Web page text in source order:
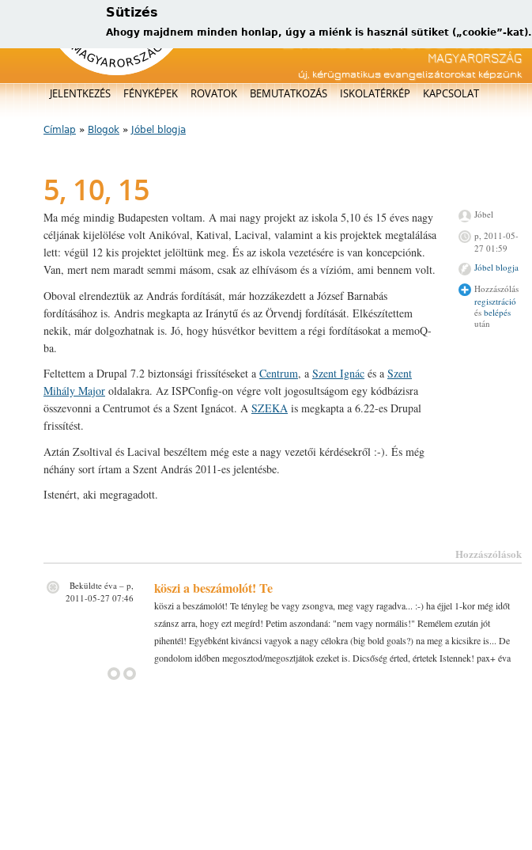
Sütizés
Ahogy majdnem minden honlap, úgy a miénk is használ sütiket („cookie”-kat).
új, kérügmatikus evangelizátorokat képzünk
Főmenü
JELENTKEZÉS FÉNYKÉPEK ROVATOK BEMUTATKOZÁS ISKOLATÉRKÉP KAPCSOLAT
Jelenlegi hely
Címlap » Blogok » Jóbel blogja
5, 10, 15
Ma még mindig Budapesten voltam. A mai nagy projekt az iskola 5,10 és 15 éves nagy
céljának kijelölése volt Anikóval, Katival, Lacival, valamint a kis projektek megtalálása
lett: végül 12 kis projektet jelöltünk meg. És az iskola vezetésére is van koncepciónk.
Van, mert nem maradt semmi másom, csak az elhívásom és a vízióm, ami bennem volt.
Oboval elrendeztük az András fordítását, már hozzákezdett a József Barnabás
fordításához is. Andris megkapta az Iránytű és az Örvendj fordítását. Elkészítettem
nekik, már dolgozhatnak is. Jó, hogy húsvétkor bevittem a régi fordításokat a memoQ-
ba.
Feltettem a Drupal 7.2 biztonsági frissítéseket a Centrum, a Szent Ignác és a Szent
Mihály Major oldalakra. Az ISPConfig-on végre volt jogosultságom egy kódbázisra
összevonni a Centrumot és a Szent Ignácot. A SZEKA is megkapta a 6.22-es Drupal
frissítést.
Aztán Zsoltival és Lacival beszéltem még este a nagy vezetői kérdésekről :-). És még
néhány sort írtam a Szent András 2011-es jelentésbe.
Istenért, aki megragadott.
Jóbel
p, 2011-05-
27 01:59
Jóbel blogja
Hozzászólás
regisztráció
és belépés
után
Hozzászólások
köszi a beszámolót! Te
köszi a beszámolót! Te tényleg be vagy zsongva, meg vagy ragadva... :-) ha éjjel 1-kor még időt
szánsz arra, hogy ezt megírd! Petim aszondaná: "nem vagy normális!" Remélem ezután jót
pihentél! Egyébként kiváncsi vagyok a nagy célokra (big bold goals?) na meg a kicsikre is... De
gondolom időben megosztod/megosztjátok ezeket is. Dicsőség érted, értetek Istennek! pax+ éva
Beküldte éva – p,
2011-05-27 07:46